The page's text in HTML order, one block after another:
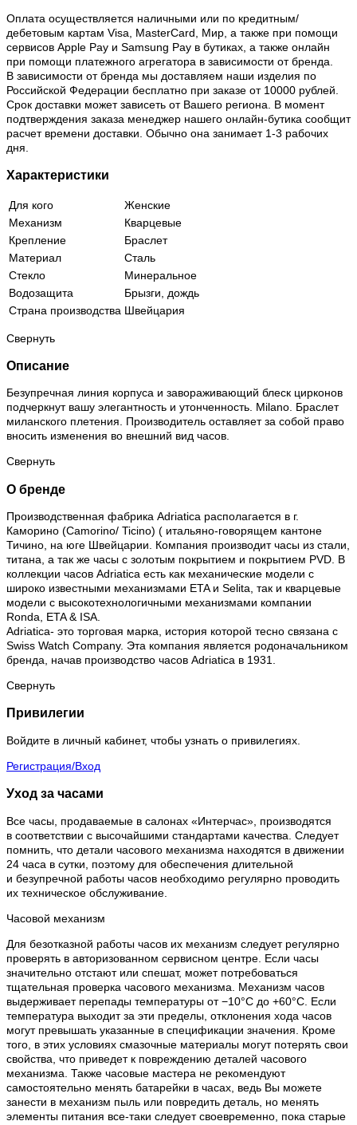
Оплата осуществляется наличными или по кредитным/
дебетовым картам Visa, MasterCard, Мир, а также при помощи
сервисов Apple Pay и Samsung Pay в бутиках, а также онлайн
при помощи платежного агрегатора в зависимости от бренда.
В зависимости от бренда мы доставляем наши изделия по
Российской Федерации бесплатно при заказе от 10000 рублей.
Срок доставки может зависеть от Вашего региона. В момент
подтверждения заказа менеджер нашего онлайн-бутика сообщит
расчет времени доставки. Обычно она занимает 1-3 рабочих
дня.
Характеристики
Для кого
Женские
Механизм
Кварцевые
Крепление
Браслет
Материал
Сталь
Стекло
Минеральное
Водозащита
Брызги, дождь
Страна производства Швейцария
Свернуть
Описание
Безупречная линия корпуса и завораживающий блеск цирконов
подчеркнут вашу элегантность и утонченность. Milano. Браслет
миланского плетения. Производитель оставляет за собой право
вносить изменения во внешний вид часов.
Свернуть
О бренде
Производственная фабрика Adriatica располагается в г.
Каморино (Camorino/ Ticino) ( итальяно-говорящем кантоне
Тичино, на юге Швейцарии. Компания производит часы из стали,
титана, а так же часы с золотым покрытием и покрытием PVD. В
коллекции часов Adriatica есть как механические модели с
широко известными механизмами ETA и Selita, так и кварцевые
модели с высокотехнологичными механизмами компании
Ronda, ETA & ISA.
Adriatica- это торговая марка, история которой тесно связана с
Swiss Watch Company. Эта компания является родоначальником
бренда, начав производство часов Adriatica в 1931.
Свернуть
Привилегии
Войдите в личный кабинет, чтобы узнать о привилегиях.
Регистрация/Вход
Уход за часами
Все часы, продаваемые в салонах «Интерчас», производятся
в соответствии с высочайшими стандартами качества. Следует
помнить, что детали часового механизма находятся в движении
24 часа в сутки, поэтому для обеспечения длительной
и безупречной работы часов необходимо регулярно проводить
их техническое обслуживание.
Часовой механизм
Для безотказной работы часов их механизм следует регулярно
проверять в авторизованном сервисном центре. Если часы
значительно отстают или спешат, может потребоваться
тщательная проверка часового механизма. Механизм часов
выдерживает перепады температуры от −10°C до +60°C. Если
температура выходит за эти пределы, отклонения хода часов
могут превышать указанные в спецификации значения. Кроме
того, в этих условиях смазочные материалы могут потерять свои
свойства, что приведет к повреждению деталей часового
механизма. Также часовые мастера не рекомендуют
самостоятельно менять батарейки в часах, ведь Вы можете
занести в механизм пыль или повредить деталь, но менять
элементы питания все-таки следует своевременно, пока старые